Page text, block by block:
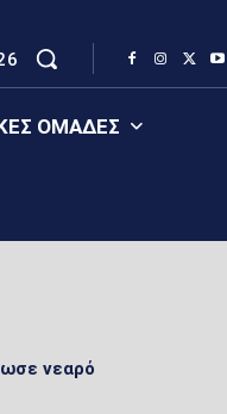
ΟΜΆΔΕΣ
νεαρό